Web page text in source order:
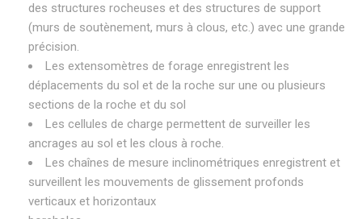
des structures rocheuses et des structures de support
(murs de soutènement, murs à clous, etc.) avec une grande
précision.
Les extensomètres de forage enregistrent les
déplacements du sol et de la roche sur une ou plusieurs
sections de la roche et du sol
Les cellules de charge permettent de surveiller les
ancrages au sol et les clous à roche.
Les chaînes de mesure inclinométriques enregistrent et
surveillent les mouvements de glissement profonds
verticaux et horizontaux